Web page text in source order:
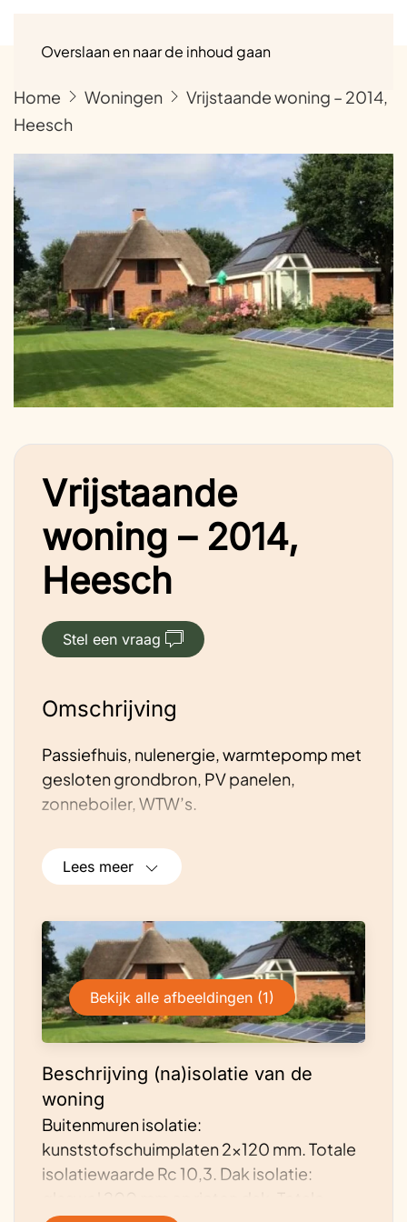
Overslaan en naar de inhoud gaan
Home Woningen
Vrijstaande woning – 2014,
Heesch
Vrijstaande
woning – 2014,
Heesch
Stel een vraag
Omschrijving
Passiefhuis, nulenergie, warmtepomp met
gesloten grondbron, PV panelen,
zonneboiler, WTW’s.
Lees meer
Bekijk alle afbeeldingen (1)
Beschrijving (na)isolatie van de
woning
Buitenmuren isolatie:
kunststofschuimplaten 2×120 mm. Totale
isolatiewaarde Rc 10,3. Dak isolatie: